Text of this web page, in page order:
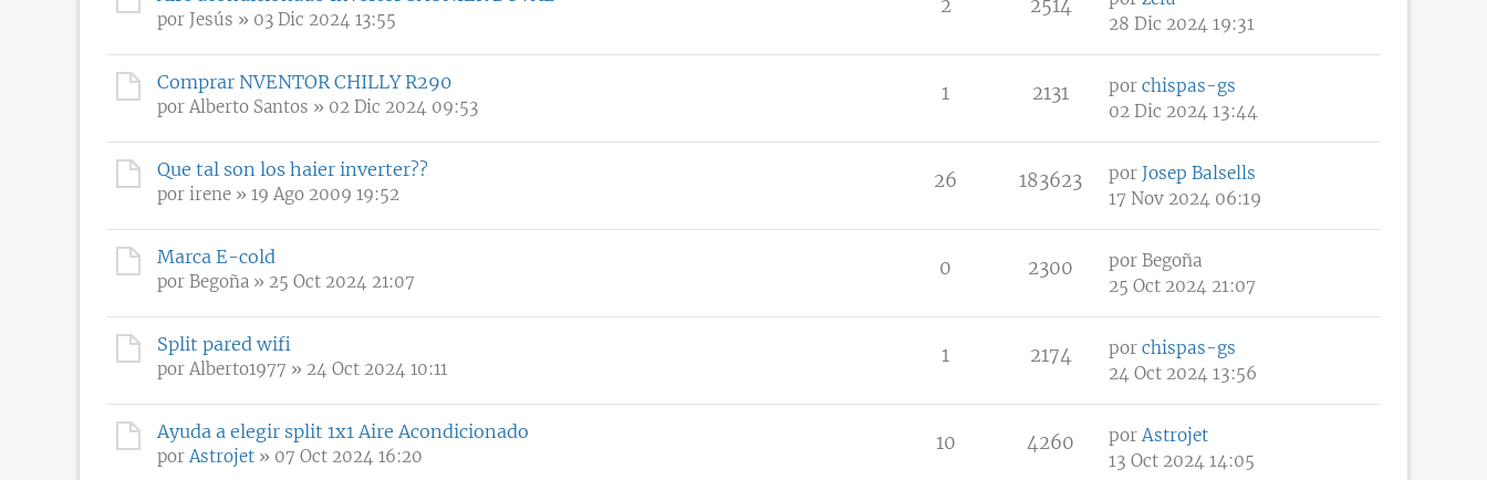
por Jesús » 03 Dic 2024 13:55
2 2514
28 Dic 2024 19:31
Comprar NVENTOR CHILLY R290
por Alberto Santos » 02 Dic 2024 09:53
1 2131 por chispas-gs
02 Dic 2024 13:44
Que tal son los haier inverter??
por irene » 19 Ago 2009 19:52
26 183623 por Josep Balsells
17 Nov 2024 06:19
Marca E-cold
por Begoña » 25 Oct 2024 21:07
0 2300 por Begoña
25 Oct 2024 21:07
Split pared wifi
por Alberto1977 » 24 Oct 2024 10:11
1 2174 por chispas-gs
24 Oct 2024 13:56
Ayuda a elegir split 1x1 Aire Acondicionado
porAstrojet » 07 Oct 2024 16:20
10 4260 porAstrojet
13 Oct 2024 14:05